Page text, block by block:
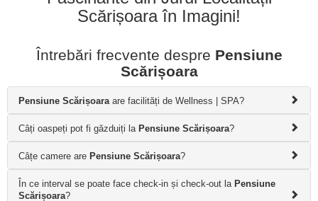
Scărișoara în Imagini!
Întrebări frecvente despre Pensiune
Scărișoara
Pensiune Scărișoaraare facilități de Wellness | SPA?
Câți oaspeți pot fi găzduiți la Pensiune Scărișoara?
Câțe camere are Pensiune Scărișoara?
În ce interval se poate face check-in și check-out la Pensiune
Scărișoara?